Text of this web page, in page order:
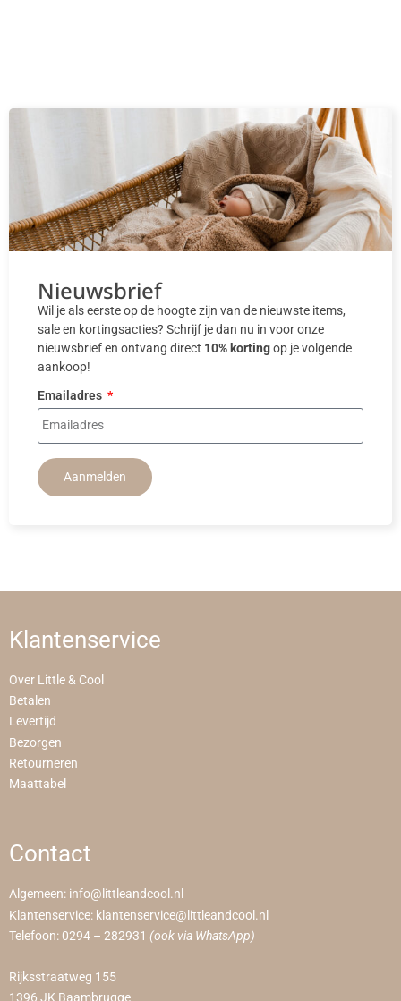
Nieuwsbrief
Wil je als eerste op de hoogte zijn van de nieuwste items,
sale en kortingsacties? Schrijf je dan nu in voor onze
nieuwsbrief en ontvang direct 10% kortingop je volgende
aankoop!
Emailadres
Aanmelden
Klantenservice
Over Little & Cool
Betalen
Levertijd
Bezorgen
Retourneren
Maattabel
Contact
Algemeen: info@littleandcool.nl
Klantenservice: klantenservice@littleandcool.nl
Telefoon: 0294 – 282931 (ook via WhatsApp)
Rijksstraatweg 155